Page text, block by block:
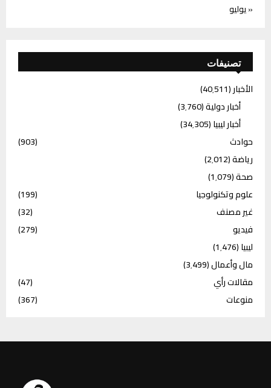
« يوليو
تصنيفات
الأخبار(40٬511)
أخبار دولية(3٬760)
أخبار ليبيا(34٬305)
حوادث
(903)
رياضة(2٬012)
صحة(1٬079)
علوم وتكنولوجيا
(199)
غير مصنف
(32)
فيديو
(279)
ليبيا(1٬476)
مال وأعمال(3٬499)
مقالات رأي
(47)
منوعات
(367)